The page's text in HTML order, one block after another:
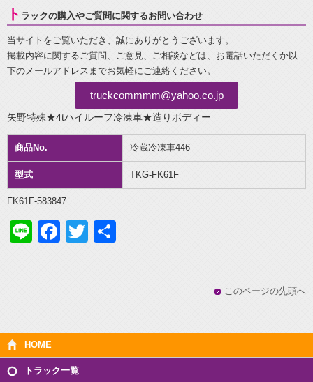
ト ラックの購入やご質問に関するお問い合わせ
当サイトをご覧いただき、誠にありがとうございます。
掲載内容に関するご質問、ご意見、ご相談などは、お電話いただくか以
下のメールアドレスまでお気軽にご連絡ください。
truckcommmm@yahoo.co.jp
矢野特殊★4tハイルーフ冷凍車★造りボディー
商品No. 冷蔵冷凍車446
型式 TKG-FK61F
FK61F-583847
LineFacebook
Twitter
このページの先頭へ
HOME
トラック一覧